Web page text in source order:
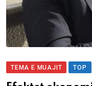
TEMA E MUAJIT TOP